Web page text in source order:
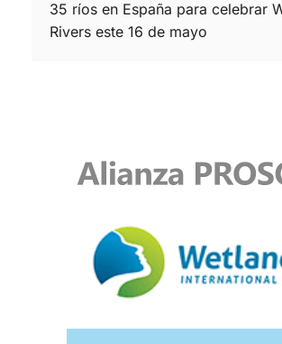
35 ríos en España para celebrar
Rivers este 16 de mayo